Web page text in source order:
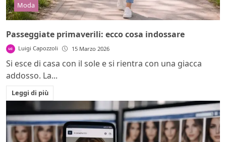
Moda
Passeggiate primaverili: ecco cosa indossare
Luigi Capozzoli 15 Marzo 2026
Si esce di casa con il sole e si rientra con una giacca
addosso. La...
Leggi di più